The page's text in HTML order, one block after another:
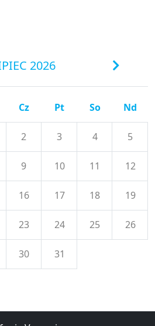
2026
Cz Pt So Nd
2 3 4 5
9 10 11 12
16 17 18 19
23 24 25 26
30 31